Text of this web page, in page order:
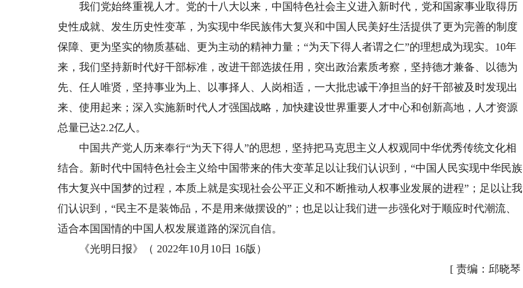
我们党始终重视人才。党的十八大以来，中国特色社会主义进入新时代，党和国家事业取得历
史性成就、发生历史性变革，为实现中华民族伟大复兴和中国人民美好生活提供了更为完善的制度
保障、更为坚实的物质基础、更为主动的精神力量；“为天下得人者谓之仁”的理想成为现实。10年
来，我们坚持新时代好干部标准，改进干部选拔任用，突出政治素质考察，坚持德才兼备、以德为
先、任人唯贤，坚持事业为上、以事择人、人岗相适，一大批忠诚干净担当的好干部被及时发现出
来、使用起来；深入实施新时代人才强国战略，加快建设世界重要人才中心和创新高地，人才资源
总量已达2.2亿人。
中国共产党人历来奉行“为天下得人”的思想，坚持把马克思主义人权观同中华优秀传统文化相
结合。新时代中国特色社会主义给中国带来的伟大变革足以让我们认识到，“中国人民实现中华民族
伟大复兴中国梦的过程，本质上就是实现社会公平正义和不断推动人权事业发展的进程”；足以让我
们认识到，“民主不是装饰品，不是用来做摆设的”；也足以让我们进一步强化对于顺应时代潮流、
适合本国国情的中国人权发展道路的深沉自信。
《光明日报》（ 2022年10月10日 16版）
[ 责编：邱晓琴